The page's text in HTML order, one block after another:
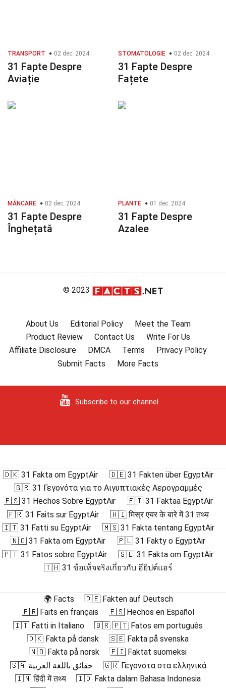
TRANSPORT 02 dec. 2024
31 Fapte Despre
Aviație
STOMATOLOGIE 02 dec. 2024
31 Fapte Despre
Fațete
MÂNCARE 02 dec. 2024
31 Fapte Despre
Înghețată
PLANTE 01 dec. 2024
31 Fapte Despre
Azalee
© 2023
About Us Editorial Policy
Meet the Team
Product Review
Contact Us
Write For Us
Affiliate Disclosure
DMCA Terms
Privacy Policy
Submit Facts
More Facts
Subscribe to our channel
🇩🇰 31 Fakta om EgyptAir
🇩🇪 31 Fakten über EgyptAir
🇬🇷 31 Γεγονότα για το Αιγυπτιακές Αερογραμμές
🇪🇸 31 Hechos Sobre EgyptAir
🇫🇮 31 Faktaa EgyptAir
🇫🇷 31 Faits sur EgyptAir
🇭🇮 मिस्र एयर के बारे में 31 तथ्य
🇮🇹 31 Fatti su EgyptAir
🇲🇸 31 Fakta tentang EgyptAir
🇳🇴 31 Fakta om EgyptAir
🇵🇱 31 Fakty o EgyptAir
🇵🇹 31 Fatos sobre EgyptAir
🇸🇪 31 Fakta om EgyptAir
🇹🇭 31 ข้อเท็จจริงเกี่ยวกับ อียิปต์แอร์
🌍 Facts
🇩🇪 Fakten auf Deutsch
🇫🇷 Faits en français
🇪🇸 Hechos en Español
🇮🇹 Fatti in Italiano
🇧🇷 🇵🇹 Fatos em português
🇩🇰 Fakta på dansk
🇸🇪 Fakta på svenska
🇳🇴 Fakta på norsk
🇫🇮 Faktat suomeksi
🇸🇦 حقائق باللغة العربية
🇬🇷 Γεγονότα στα ελληνικά
🇮🇳 हिंदी में तथ्य
🇮🇩 Fakta dalam Bahasa Indonesia